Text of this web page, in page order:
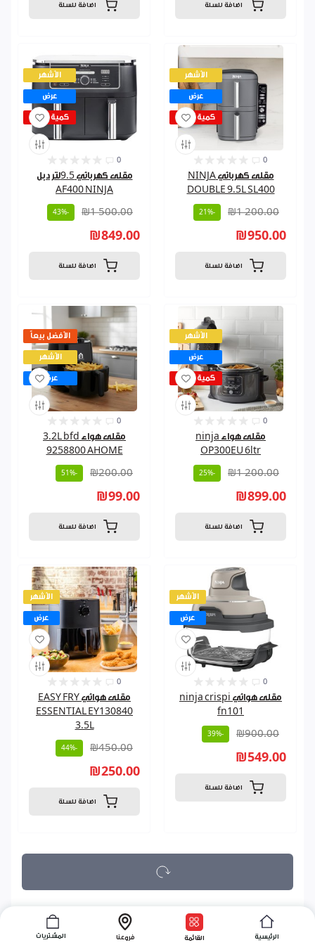
اضافة للسلة اضافة للسلة
الأشهر
عرض
كمية قليلة
0
مقلى كهربائي 9.5لتر دبل
AF400 NINJA
₪1 500.00
-43%
₪849.00
اضافة للسلة
الأشهر
عرض
كمية قليلة
0
مقلى كهربائي NINJA
DOUBLE 9.5L SL400
₪1 200.00
-21%
₪950.00
اضافة للسلة
الأفضل بيعاً
الأشهر
عرض
0
مقلى هواء 3.2L bfd
9258800 AHOME
₪200.00
-51%
₪99.00
اضافة للسلة
الأشهر
عرض
كمية قليلة
0
مقلى هواء ninja
OP300EU 6ltr
₪1 200.00
-25%
₪899.00
اضافة للسلة
الأشهر
عرض
0
مقلى هوائي EASY FRY
ESSENTIAL EY130840
3.5L
₪450.00
-44%
₪250.00
اضافة للسلة
الأشهر
عرض
0
مقلى هوائي ninja crispi
fn101
₪900.00
-39%
₪549.00
اضافة للسلة
الرئيسية القائمة فروعنا المشتريات